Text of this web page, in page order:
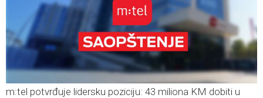
m:tel potvrđuje lidersku poziciju: 43 miliona KM dobiti u